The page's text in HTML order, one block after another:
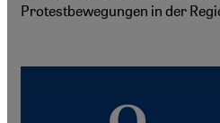
Protestbewegungen in der